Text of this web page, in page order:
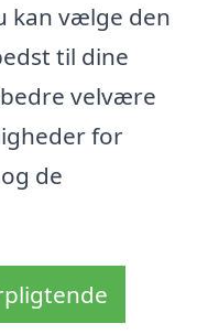
kan vælge den
til dine
velvære
for
de